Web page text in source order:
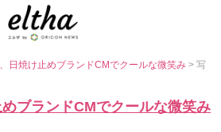
日焼け止めブランドCMでクールな微笑み> 写
ブランドCMでクールな微笑み